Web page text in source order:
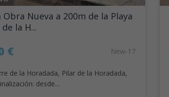
Obra Nueva a 200m de la Playa
la H...
€ New-17
de la Horadada, Pilar de la Horadada,
desde...